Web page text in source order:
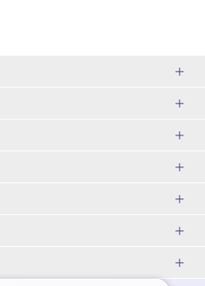
ユニバーサル・スタジオ・ジャパ
日帰り旅行